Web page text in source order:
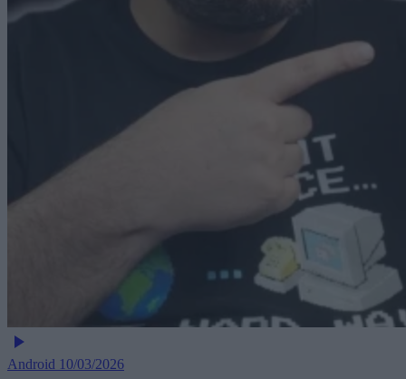
Android 10/03/2026